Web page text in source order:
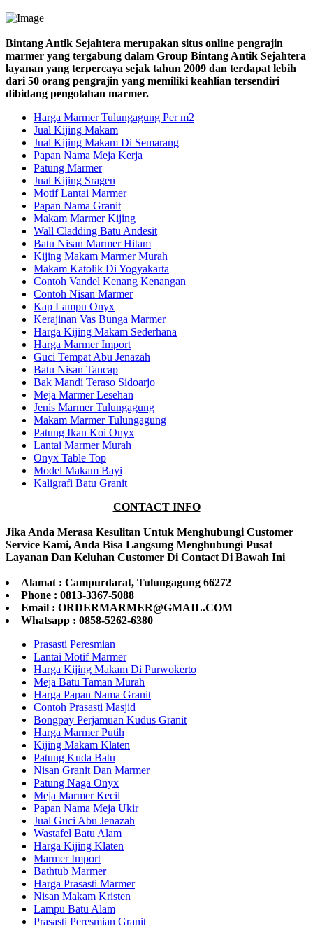
Bintang Antik Sejahtera merupakan situs online pengrajin
marmer yang tergabung dalam Group Bintang Antik Sejahtera
layanan yang terpercaya sejak tahun 2009 dan terdapat lebih
dari 50 orang pengrajin yang memiliki keahlian tersendiri
dibidang pengolahan marmer.
Harga Marmer Tulungagung Per m2
Jual Kijing Makam
Jual Kijing Makam Di Semarang
Papan Nama Meja Kerja
Patung Marmer
Jual Kijing Sragen
Motif Lantai Marmer
Papan Nama Granit
Makam Marmer Kijing
Wall Cladding Batu Andesit
Batu Nisan Marmer Hitam
Kijing Makam Marmer Murah
Makam Katolik Di Yogyakarta
Contoh Vandel Kenang Kenangan
Contoh Nisan Marmer
Kap Lampu Onyx
Kerajinan Vas Bunga Marmer
Harga Kijing Makam Sederhana
Harga Marmer Import
Guci Tempat Abu Jenazah
Batu Nisan Tancap
Bak Mandi Teraso Sidoarjo
Meja Marmer Lesehan
Jenis Marmer Tulungagung
Makam Marmer Tulungagung
Patung Ikan Koi Onyx
Lantai Marmer Murah
Onyx Table Top
Model Makam Bayi
Kaligrafi Batu Granit
CONTACT INFO
Jika Anda Merasa Kesulitan Untuk Menghubungi Customer
Service Kami, Anda Bisa Langsung Menghubungi Pusat
Layanan Dan Keluhan Customer Di Contact Di Bawah Ini
Alamat : Campurdarat, Tulungagung 66272
Phone : 0813-3367-5088
Email : ORDERMARMER@GMAIL.COM
Whatsapp : 0858-5262-6380
Prasasti Peresmian
Lantai Motif Marmer
Harga Kijing Makam Di Purwokerto
Meja Batu Taman Murah
Harga Papan Nama Granit
Contoh Prasasti Masjid
Bongpay Perjamuan Kudus Granit
Harga Marmer Putih
Kijing Makam Klaten
Patung Kuda Batu
Nisan Granit Dan Marmer
Patung Naga Onyx
Meja Marmer Kecil
Papan Nama Meja Ukir
Jual Guci Abu Jenazah
Wastafel Batu Alam
Harga Kijing Klaten
Marmer Import
Bathtub Marmer
Harga Prasasti Marmer
Nisan Makam Kristen
Lampu Batu Alam
Prasasti Peresmian Granit